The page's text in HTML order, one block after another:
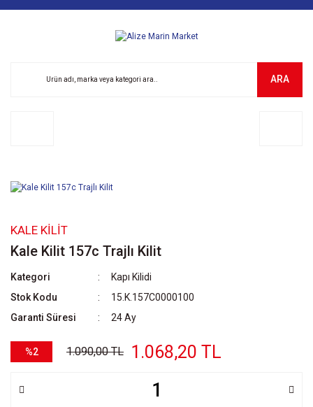
ARA
KALE KILIT
Kale Kilit 157c Trajlı Kilit
Kategori
Kapı Kilidi
Stok Kodu
15.K.157C0000100
Garanti Süresi
24 Ay
%2 1.090,00 TL 1.068,20 TL